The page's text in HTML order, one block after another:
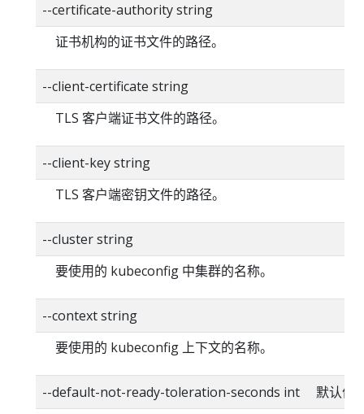
--certificate-authority string
证书机构的证书文件的路径。
--client-certificate string
TLS 客户端证书文件的路径。
--client-key string
TLS 客户端密钥文件的路径。
--cluster string
要使用的 kubeconfig 中集群的名称。
--context string
要使用的 kubeconfig 上下文的名称。
--default-not-ready-toleration-seconds int 默认值